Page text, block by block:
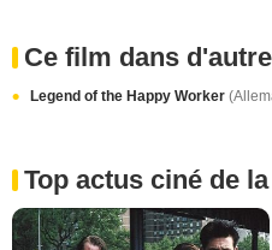
Ce film dans
Legend of the Happy Worker
Top actus ciné de